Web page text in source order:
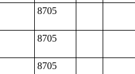
8705
8705
8705